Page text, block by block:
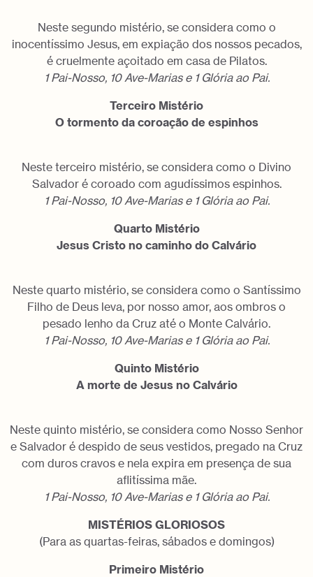
Neste segundo mistério, se considera como o
inocentíssimo Jesus, em expiação dos nossos pecados,
é cruelmente açoitado em casa de Pilatos.
1 Pai-Nosso, 10 Ave-Marias e 1 Glória ao Pai.
Terceiro Mistério
O tormento da coroação de espinhos
Neste terceiro mistério, se considera como o Divino
Salvador é coroado com agudíssimos espinhos.
1 Pai-Nosso, 10 Ave-Marias e 1 Glória ao Pai.
Quarto Mistério
Jesus Cristo no caminho do Calvário
Neste quarto mistério, se considera como o Santíssimo
Filho de Deus leva, por nosso amor, aos ombros o
pesado lenho da Cruz até o Monte Calvário.
1 Pai-Nosso, 10 Ave-Marias e 1 Glória ao Pai.
Quinto Mistério
A morte de Jesus no Calvário
Neste quinto mistério, se considera como Nosso Senhor
e Salvador é despido de seus vestidos, pregado na Cruz
com duros cravos e nela expira em presença de sua
aflitíssima mãe.
1 Pai-Nosso, 10 Ave-Marias e 1 Glória ao Pai.
MISTÉRIOS GLORIOSOS
(Para as quartas-feiras, sábados e domingos)
Primeiro Mistério